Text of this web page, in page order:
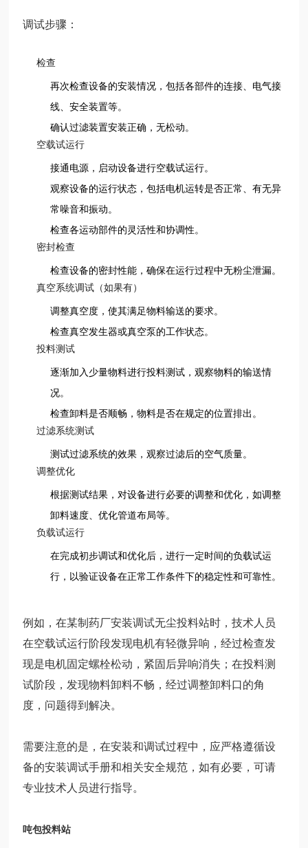
调试步骤：
检查
再次检查设备的安装情况，包括各部件的连接、电气接
线、安全装置等。
确认过滤装置安装正确，无松动。
空载试运行
接通电源，启动设备进行空载试运行。
观察设备的运行状态，包括电机运转是否正常、有无异
常噪音和振动。
检查各运动部件的灵活性和协调性。
密封检查
检查设备的密封性能，确保在运行过程中无粉尘泄漏。
真空系统调试（如果有）
调整真空度，使其满足物料输送的要求。
检查真空发生器或真空泵的工作状态。
投料测试
逐渐加入少量物料进行投料测试，观察物料的输送情
况。
检查卸料是否顺畅，物料是否在规定的位置排出。
过滤系统测试
测试过滤系统的效果，观察过滤后的空气质量。
调整优化
根据测试结果，对设备进行必要的调整和优化，如调整
卸料速度、优化管道布局等。
负载试运行
在完成初步调试和优化后，进行一定时间的负载试运
行，以验证设备在正常工作条件下的稳定性和可靠性。
例如，在某制药厂安装调试无尘投料站时，技术人员
在空载试运行阶段发现电机有轻微异响，经过检查发
现是电机固定螺栓松动，紧固后异响消失；在投料测
试阶段，发现物料卸料不畅，经过调整卸料口的角
度，问题得到解决。
需要注意的是，在安装和调试过程中，应严格遵循设
备的安装调试手册和相关安全规范，如有必要，可请
专业技术人员进行指导。
吨包投料站